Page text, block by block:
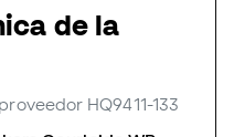
de la
HQ9411-133